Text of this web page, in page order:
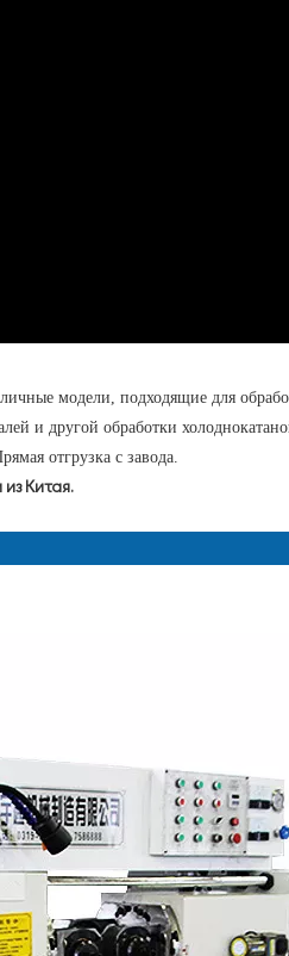
модели, подходящие для
и другой обработки
отгрузка с завода.
из Китая.